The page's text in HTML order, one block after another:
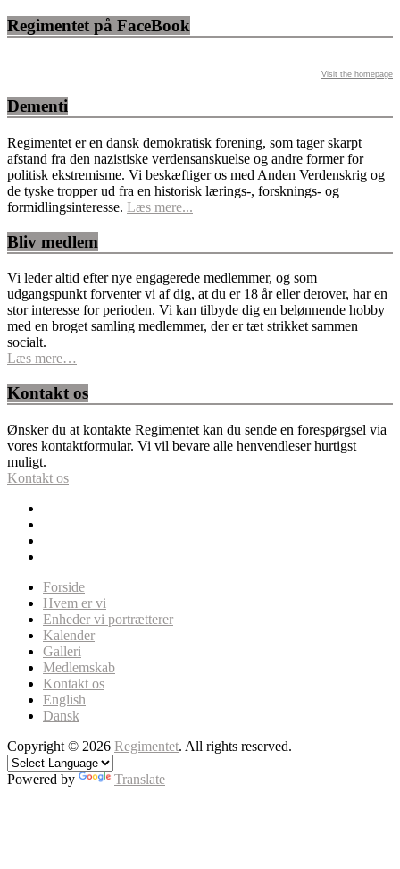
Regimentet på FaceBook
Visit the homepage
Dementi
Regimentet er en dansk demokratisk forening, som tager skarpt
afstand fra den nazistiske verdensanskuelse og andre former for
politisk ekstremisme. Vi beskæftiger os med Anden Verdenskrig og
de tyske tropper ud fra en historisk lærings-, forsknings- og
formidlingsinteresse. Læs mere...
Bliv medlem
Vi leder altid efter nye engagerede medlemmer, og som
udgangspunkt forventer vi af dig, at du er 18 år eller derover, har en
stor interesse for perioden. Vi kan tilbyde dig en belønnende hobby
med en broget samling medlemmer, der er tæt strikket sammen
socialt.
Læs mere…
Kontakt os
Ønsker du at kontakte Regimentet kan du sende en forespørgsel via
vores kontaktformular. Vi vil bevare alle henvendleser hurtigst
muligt.
Kontakt os
Forside
Hvem er vi
Enheder vi portrætterer
Kalender
Galleri
Medlemskab
Kontakt os
English
Dansk
Copyright © 2026 Regimentet. All rights reserved.
Powered by Translate